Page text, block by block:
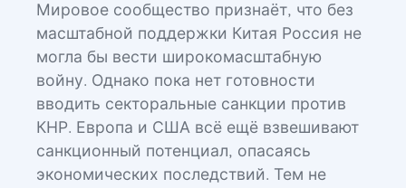
Мировое сообщество признаёт, что без
масштабной поддержки Китая Россия не
могла бы вести широкомасштабную
войну. Однако пока нет готовности
вводить секторальные санкции против
КНР. Европа и США всё ещё взвешивают
санкционный потенциал, опасаясь
экономических последствий. Тем не